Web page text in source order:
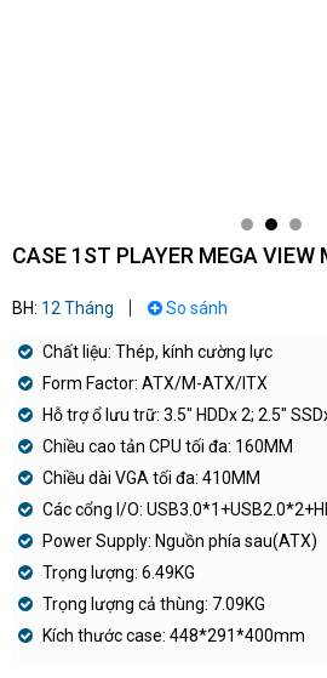
CASE 1ST PLAYER MEGA VIEW
BH: 12 Tháng So sánh
Chất liệu: Thép, kính cường lực
Form Factor: ATX/M-ATX/ITX
Hỗ trợ ổ lưu trữ: 3.5″ HDDx 2; 2.5″
Chiều cao tản CPU tối đa: 160MM
Chiều dài VGA tối đa: 410MM
Các cổng I/O:
Power Supply: Nguồn phía sau(ATX)
Trọng lượng: 6.49KG
Trọng lượng cả thùng: 7.09KG
Kích thước case: 448*291*400mm